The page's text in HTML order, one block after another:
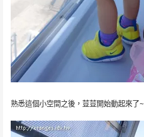
熟悉這個小空間之後，荳荳開始動起來了~